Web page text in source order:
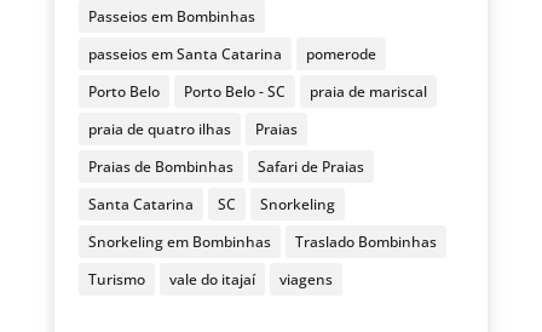
Passeios em Bombinhas
passeios em Santa Catarina
pomerode
Porto Belo
Porto Belo - SC
praia de mariscal
praia de quatro ilhas
Praias
Praias de Bombinhas
Safari de Praias
Santa Catarina
SC
Snorkeling
Snorkeling em Bombinhas
Traslado Bombinhas
Turismo
vale do itajaí viagens